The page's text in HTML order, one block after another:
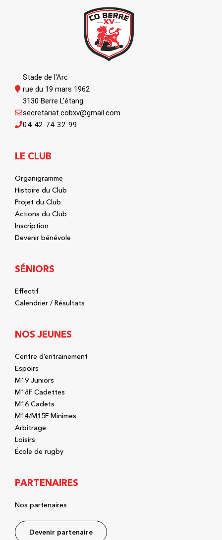
Stade de l'Arc
rue du 19 mars 1962
3130 Berre L'étang
04 42 74 32 99
secretariat.cobxv@gmail.com
LE CLUB
Organigramme
Histoire du Club
Projet du Club
Actions du Club
Inscription
Devenir bénévole
SÉNIORS
Effectif
Calendrier / Résultats
NOS JEUNES
Centre d’entrainement
Espoirs
M19 Juniors
M18F Cadettes
M16 Cadets
M14/M15F Minimes
Arbitrage
Loisirs
École de rugby
PARTENAIRES
Nos partenaires
Devenir partenaire